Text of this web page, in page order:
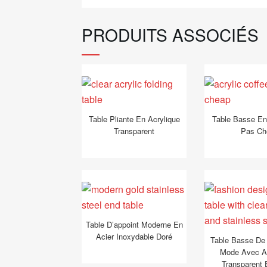
PRODUITS ASSOCIÉS
Table Pliante En Acrylique
Transparent
Table Basse
Pas
Table D’appoint Moderne En
Acier Inoxydable Doré
Table Basse
Mode Avec
Transparent